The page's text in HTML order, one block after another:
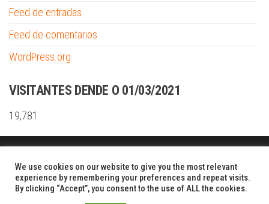
Feed de entradas
Feed de comentarios
WordPress.org
VISITANTES DENDE O 01/03/2021
19,781
We use cookies on our website to give you the most relevant
experience by remembering your preferences and repeat visits.
By clicking “Accept”, you consent to the use of ALL the cookies.